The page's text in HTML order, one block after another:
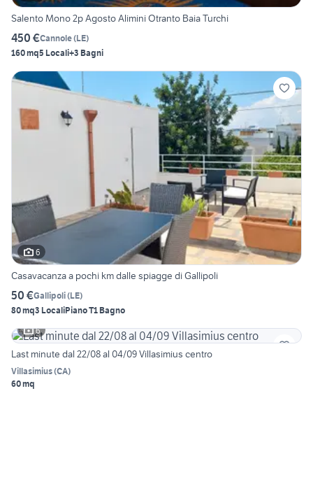
Salento Mono 2p Agosto Alimini Otranto Baia Turchi
450 €Cannole(LE)
160 mq5 Locali+3 Bagni
6
Casavacanza a pochi km dalle spiagge di Gallipoli
50 €Gallipoli(LE)
80 mq3 LocaliPiano T1 Bagno
6
Last minute dal 22/08 al 04/09 Villasimius centro
Villasimius(CA)
60 mq